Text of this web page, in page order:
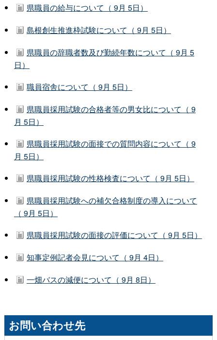
県職員の給与について（ 9月 5日）
島根創生推進枠試験について（ 9月 5日）
県職員の辞職者数及び勤続年数について（ 9月 5
日）
職員宿舎について（ 9月 5日）
県職員採用試験の合格者等の男女比について（ 9
月 5日）
県職員採用試験の面接での質問内容について（ 9
月 5日）
県職員採用試験の性格検査について（ 9月 5日）
県職員採用試験への補欠合格制度の導入について
（ 9月 5日）
県職員採用試験の面接の評価について（ 9月 5日）
知事定例記者会見について（ 9月 4日）
一畑バスの減便について（ 9月 8日）
お問い合わせ先